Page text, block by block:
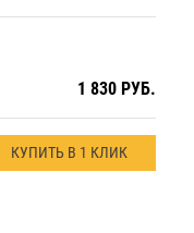
1 830 РУБ.
КУПИТЬ В 1 КЛИК